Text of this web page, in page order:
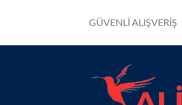
GÜVENLİ ALIŞVERİŞ